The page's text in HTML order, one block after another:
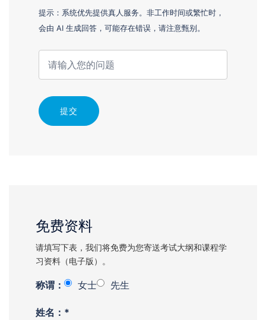
提示：系统优先提供真人服务。非工作时间或繁忙时，
会由 AI 生成回答，可能存在错误，请注意甄别。
提交
免费资料
请填写下表，我们将免费为您寄送考试大纲和课程学
习资料（电子版）。
称谓： 女士 先生
姓名：*